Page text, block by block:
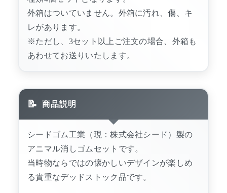
外箱はついていません。外箱に汚れ、傷、キ
レがあります。
※ただし、3セット以上ご注文の場合、外箱も
あわせてお送りいたします。
商品説明
シードゴム工業（現：株式会社シード）製の
アニマル消しゴムセットです。
当時物ならではの懐かしいデザインが楽しめ
る貴重なデッドストック品です。